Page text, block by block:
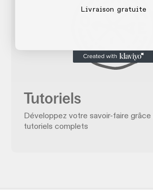
Tutoriels
Développez votre savoir-faire grâce
tutoriels complets
Livraison gratuite